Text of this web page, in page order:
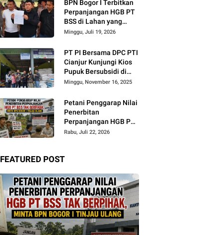
BPN Bogor I Terbitkan
Perpanjangan HGB PT
BSS di Lahan yang
Masih Dipersoalkan,
Agraria Institute!
Minggu, Juli 19, 2026
PT PI Bersama DPC PTI
Cianjur Kunjungi Kios
Pupuk Bersubsidi di
Cidaun: Begini Kata
Minggu, November 16, 2025
Petani Penggarap Nilai
Penerbitan
Perpanjangan HGB PT
BSS Tak Berpihak,
Rabu, Juli 22, 2026
FEATURED POST